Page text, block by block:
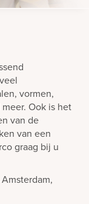
vormen,
Ook is het
van de
van een
graag bij u